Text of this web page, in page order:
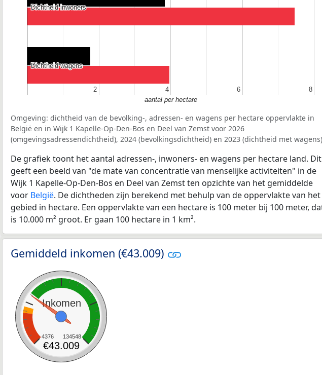
2
2 4
4 6
6 8
8
Dichtheid inwoners
Dichtheid inwoners
Dichtheid wagens
Dichtheid wagens
aantal per hectare
Omgeving: dichtheid van de bevolking-, adressen- en wagens per hectare oppervlakte in
België en in Wijk 1 Kapelle-Op-Den-Bos en Deel van Zemst voor 2026
(omgevingsadressendichtheid), 2024 (bevolkingsdichtheid) en 2023 (dichtheid met
De grafiek toont het aantal adressen-, inwoners- en wagens per hectare land. Dit
geeft een beeld van "de mate van concentratie van menselijke activiteiten" in de
Wijk 1 Kapelle-Op-Den-Bos en Deel van Zemst ten opzichte van het gemiddelde
voor België. De dichtheden zijn berekend met behulp van de oppervlakte van het
gebied in hectare. Een oppervlakte van een hectare is 100 meter bij 100 meter,
is 10.000 m² groot. Er gaan 100 hectare in 1 km².
Gemiddeld inkomen (€43.009)
Inkomen
4376 134548
€43.009